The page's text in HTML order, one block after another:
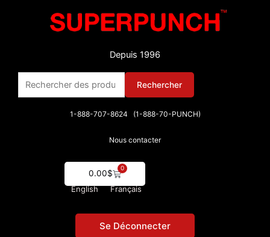
Depuis 1996
Rechercher : Rechercher
1-888-707-8624 (1-888-70-PUNCH)
Nous contacter
0.00$
0
Cart
English Français
Se Déconnecter